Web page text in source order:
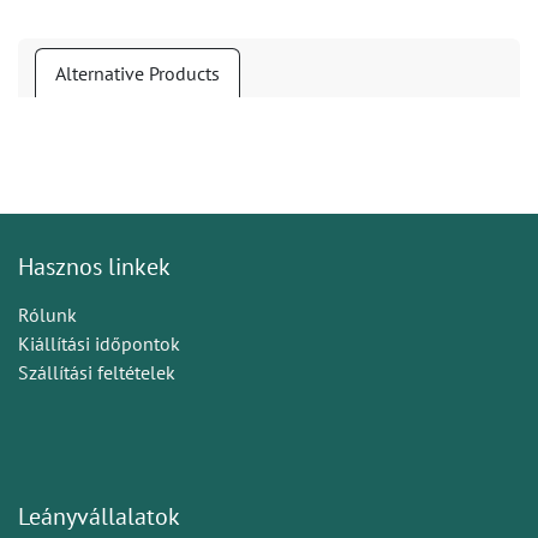
Alternative Products
Hasznos linkek
Rólunk
Kiállítási időpontok
Szállítási feltételek
Leányvállalatok